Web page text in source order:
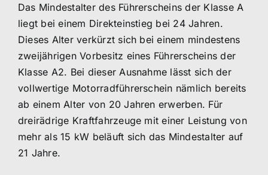
Das Mindestalter des Führerscheins der Klasse A
liegt bei einem Direkteinstieg bei 24 Jahren.
Dieses Alter verkürzt sich bei einem mindestens
zweijährigen Vorbesitz eines Führerscheins der
Klasse A2. Bei dieser Ausnahme lässt sich der
vollwertige Motorradführerschein nämlich bereits
ab einem Alter von 20 Jahren erwerben. Für
dreirädrige Kraftfahrzeuge mit einer Leistung von
mehr als 15 kW beläuft sich das Mindestalter auf
21 Jahre.